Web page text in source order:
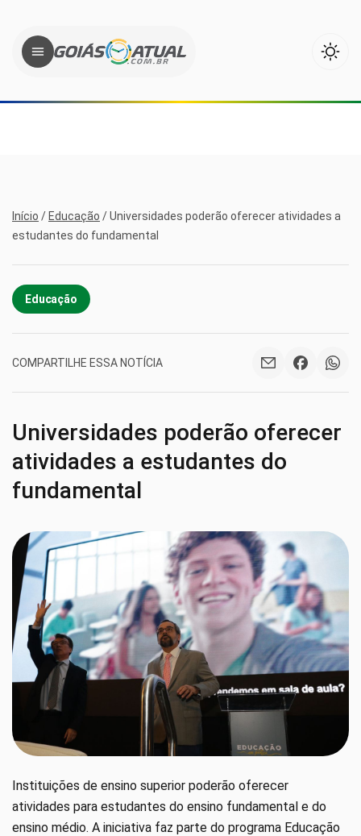
Início / Educação /Universidades poderão oferecer atividades a
estudantes do fundamental
Educação
COMPARTILHE ESSA NOTÍCIA
Universidades poderão oferecer
atividades a estudantes do
fundamental
Instituições de ensino superior poderão oferecer
atividades para estudantes do ensino fundamental e do
ensino médio. A iniciativa faz parte do programa Educação